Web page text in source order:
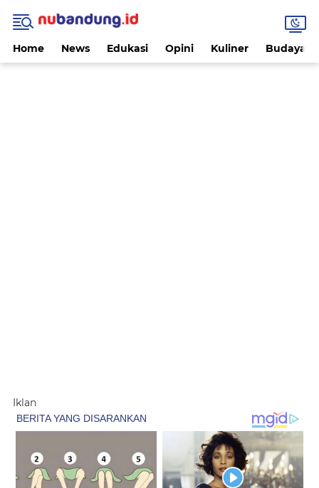
Home News Edukasi Opini Kuliner Budaya
Iklan